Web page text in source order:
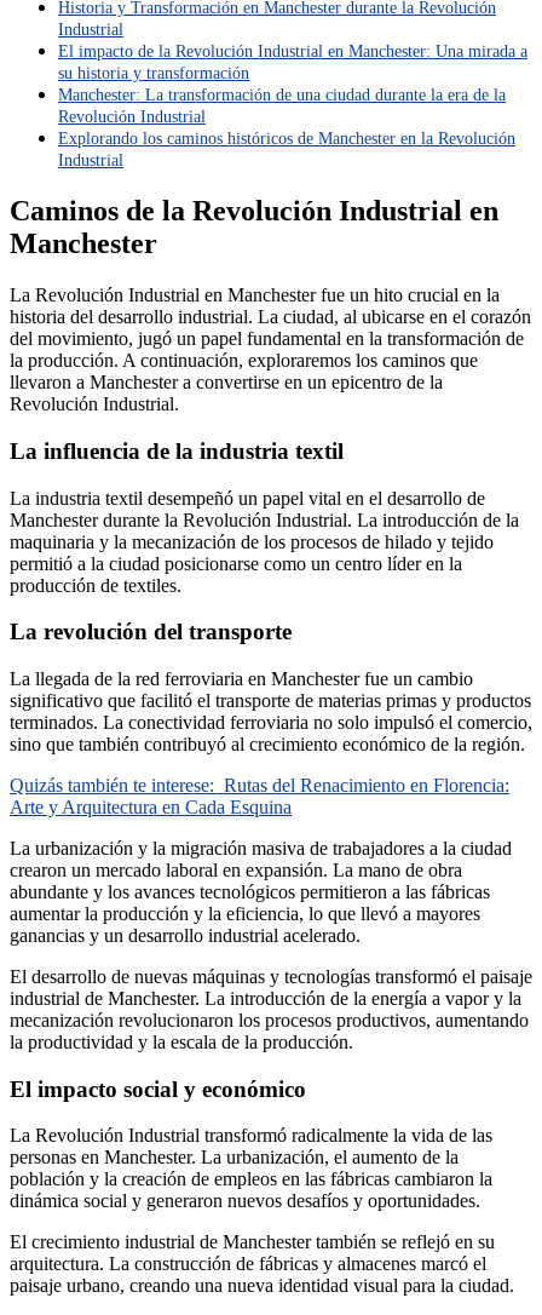
Historia y Transformación en Manchester durante la Revolución
Industrial
El impacto de la Revolución Industrial en Manchester: Una mirada a
su historia y transformación
Manchester: La transformación de una ciudad durante la era de la
Revolución Industrial
Explorando los caminos históricos de Manchester en la Revolución
Industrial
Caminos de la Revolución Industrial en
Manchester
La Revolución Industrial en Manchester fue un hito crucial en la
historia del desarrollo industrial. La ciudad, al ubicarse en el corazón
del movimiento, jugó un papel fundamental en la transformación de
la producción. A continuación, exploraremos los caminos que
llevaron a Manchester a convertirse en un epicentro de la
Revolución Industrial.
La influencia de la industria textil
La industria textil desempeñó un papel vital en el desarrollo de
Manchester durante la Revolución Industrial. La introducción de la
maquinaria y la mecanización de los procesos de hilado y tejido
permitió a la ciudad posicionarse como un centro líder en la
producción de textiles.
La revolución del transporte
La llegada de la red ferroviaria en Manchester fue un cambio
significativo que facilitó el transporte de materias primas y productos
terminados. La conectividad ferroviaria no solo impulsó el comercio,
sino que también contribuyó al crecimiento económico de la región.
Quizás también te interese: Rutas del Renacimiento en Florencia:
Arte y Arquitectura en Cada Esquina
La urbanización y la migración masiva de trabajadores a la ciudad
crearon un mercado laboral en expansión. La mano de obra
abundante y los avances tecnológicos permitieron a las fábricas
aumentar la producción y la eficiencia, lo que llevó a mayores
ganancias y un desarrollo industrial acelerado.
El desarrollo de nuevas máquinas y tecnologías transformó el paisaje
industrial de Manchester. La introducción de la energía a vapor y la
mecanización revolucionaron los procesos productivos, aumentando
la productividad y la escala de la producción.
El impacto social y económico
La Revolución Industrial transformó radicalmente la vida de las
personas en Manchester. La urbanización, el aumento de la
población y la creación de empleos en las fábricas cambiaron la
dinámica social y generaron nuevos desafíos y oportunidades.
El crecimiento industrial de Manchester también se reflejó en su
arquitectura. La construcción de fábricas y almacenes marcó el
paisaje urbano, creando una nueva identidad visual para la ciudad.